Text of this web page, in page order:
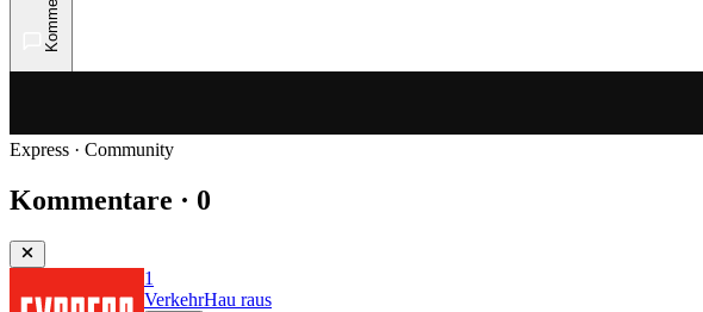
Express · Community
Kommentare · 0
1
VerkehrHau raus